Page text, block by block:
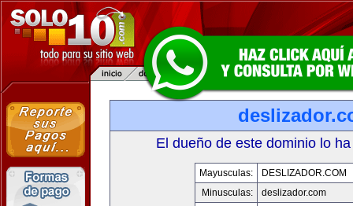
El dueño de este dominio lo
Mayusculas:
DESLIZADOR.COM
Minusculas:
deslizador.com